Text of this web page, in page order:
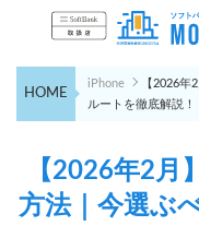
HOME
iPhone
【2026
ルートを徹底解説！
【2026年2月
方法｜今選ぶ